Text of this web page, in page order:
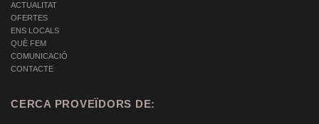
ACTUALITAT
OFERTES
ENS LOCALS
QUÈ FEM
COMUNICACIÓ
CONTACTE
CERCA PROVEÏDORS DE: